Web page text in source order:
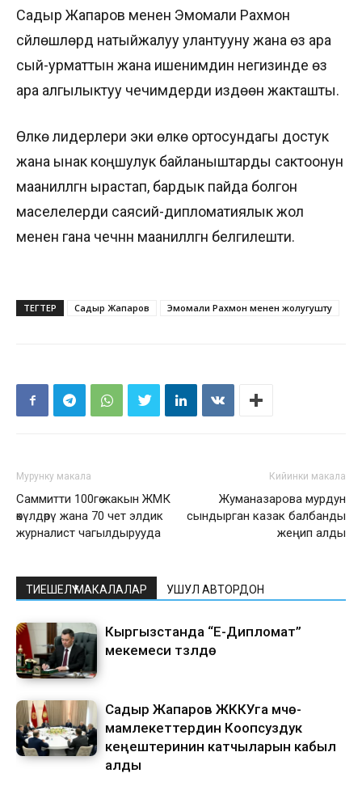
Садыр Жапаров менен Эмомали Рахмон
сүйлөшүүлөрдү натыйжалуу улантууну жана өз ара
сый-урматтын жана ишенимдин негизинде өз
ара алгылыктуу чечимдерди издөөнү жакташты.
Өлкө лидерлери эки өлкө ортосундагы достук
жана ынак коңшулук байланыштарды сактоонун
маанилүүлүгүн ырастап, бардык пайда болгон
маселелерди саясий-дипломатиялык жол
менен гана чечүүнүн маанилүүлүгүн белгилешти.
ТЕГТЕР Садыр Жапаров Эмомали Рахмон менен жолугушту
Мурунку макала
Саммитти 100гө жакын ЖМК
өкүлдөрү жана 70 чет элдик
журналист чагылдырууда
Кийинки макала
Жуманазарова мурдун
сындырган казак балбанды
жеңип алды
ТИЕШЕЛҮҮ МАКАЛАЛАР УШУЛ АВТОРДОН
Кыргызстанда “Е-Дипломат”
мекемеси түзүлүүдө
Садыр Жапаров ЖККУга мүчө-
мамлекеттердин Коопсуздук
кеңештеринин катчыларын кабыл
алды